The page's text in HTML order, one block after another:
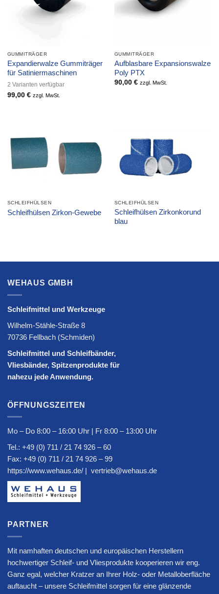
GUMMITRÄGER
Expandierwalze Gummiträger
für Satiniermaschinen
2 Varianten verfügbar
99,00 € zzgl. MwSt.
GUMMITRÄGER
Aufblasbare Expansionswalze
Poly PTX
90,00 € zzgl. MwSt.
SCHLEIFHÜLSEN
Schleifhülsen Zirkon-Gewebe
SCHLEIFHÜLSEN
Schleifhülsen Zirkonkorund
blau
WEHAUS GMBH
Schleifmittel und Werkzeuge
Wilhelm-Stähle-Straße 8
70736 Fellbach (Schmiden)
Schleifmittel und Schleifbänder,
Vliesbänder, Spitzenprodukte für
nahezu jede Anwendung.
ÖFFNUNGSZEITEN
Mo – Do 8:00 – 16:00 Uhr | Fr 8:00 – 13:00 Uhr
Tel.: +49 (0) 711 / 21 74 926 – 60
Fax: +49 (0) 711 / 21 74 926 – 99
https://www.wehaus.de/
vertrieb@wehaus.de
PARTNER
Mit namhaften deutschen und europäischen Herstellern
hochwertiger Schleif- und Vliesprodukte kooperieren wir eng.
Ganz egal, welcher Kratzer an Ihrer Holz- oder Metalloberfläche
auftaucht – unsere Schleifmittel sorgen für eine glänzende